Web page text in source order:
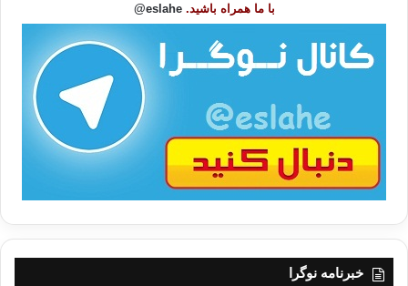
با ما همراه باشید. eslahe@
خبرنامه نوگرا